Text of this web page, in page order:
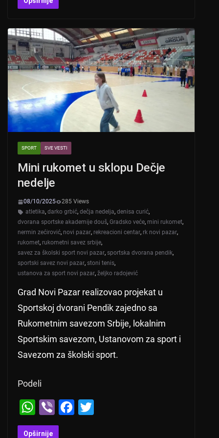
at
A
p
p
er
b
o
o
k
SPORT SVE VESTI
Mini rukomet u sklopu Dečje
nedelje
08/10/2025
285 Views
atletika, darko grbić, dečja nedelja, denisa curić,
dvorana sportske akademije douš, Gradsko veće, mini rukomet,
nermin zećirović, novi pazar, rekreacioni centar, rk novi pazar,
rukomet, rukometni savez srbije,
savez za školski sport novi pazar, sportska dvorana pendik,
sportski savez novi pazar, stoni tenis,
ustanova za sport novi pazar, željko radojević
Grad Novi Pazar realizovao projekat u
Sportskoj dvorani Pendik zajedno sa
Rukometnim savezom Srbije, lokalnim
Sportskim savezom, Ustanovom za sport i
Savezom za školski sport.
Podeli
W
h
Vi
b
F
Opširnije